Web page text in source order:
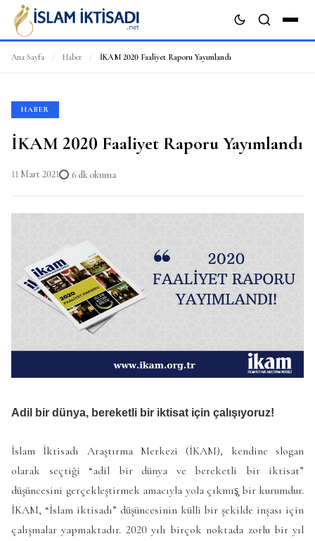
Ana Sayfa / Haber / İKAM 2020 Faaliyet Raporu Yayımlandı
HABER
İKAM 2020 Faaliyet Raporu Yayımlandı
11 Mart 2021 6 dk okuma
Adil bir dünya, bereketli bir iktisat için çalışıyoruz!
İslam İktisadı Araştırma Merkezi (İKAM), kendine slogan
olarak seçtiği “adil bir dünya ve bereketli bir iktisat”
düşüncesini gerçekleştirmek amacıyla yola çıkmış̧ bir kurumdur.
İKAM, “İslam iktisadı” düşüncesinin külli bir şekilde inşası için
çalışmalar yapmaktadır. 2020 yılı birçok noktada zorlu bir yıl